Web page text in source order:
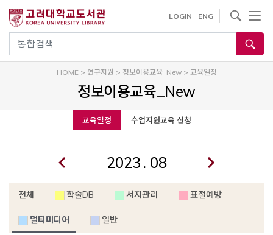
건
기
통합검색
LOGIN ENG
사이트내 검색
HOME> 연구지원 > 정보이용교육_New> 교육일정
정보이용교육_New
교육일정 수업지원교육 신청
.
전체 학술DB 서지관리 표절예방
멀티미디어 일반